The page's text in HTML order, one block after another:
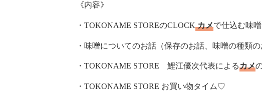
《内容》
・TOKONAME STOREのCLOCKカメで仕込む味
・味噌についてのお話（保存のお話、味噌の種類
・TOKONAME STORE 鯉江優次代表によるカメ
・TOKONAME STORE お買い物タイム♡